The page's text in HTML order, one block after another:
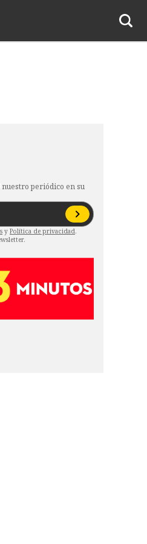
periódico en su
y Política de privacidad.